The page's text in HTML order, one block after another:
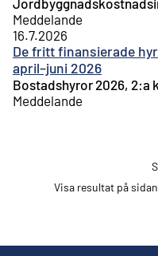
Meddelande
De fritt finansierade
april–juni 2026
16.7.2026
Bostadshyror 2026, 2:a
Meddelande
Visa resultat på sidan